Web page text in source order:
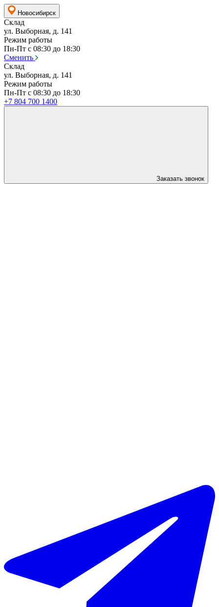
Новосибирск
Склад
ул. Выборная, д. 141
Режим работы
Пн-Пт с 08:30 до 18:30
Сменить
Склад
ул. Выборная, д. 141
Режим работы
Пн-Пт с 08:30 до 18:30
+7 804 700 1400
Заказать звонок